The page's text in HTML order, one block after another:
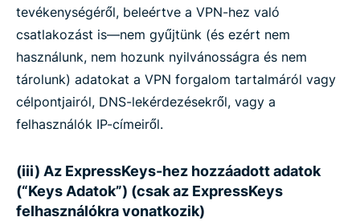
tevékenységéről, beleértve a VPN-hez való
csatlakozást is—nem gyűjtünk (és ezért nem
használunk, nem hozunk nyilvánosságra és nem
tárolunk) adatokat a VPN forgalom tartalmáról vagy
célpontjairól, DNS-lekérdezésekről, vagy a
felhasználók IP-címeiről.
(iii) Az ExpressKeys-hez hozzáadott adatok
(“Keys Adatok”) (csak az ExpressKeys
felhasználókra vonatkozik)